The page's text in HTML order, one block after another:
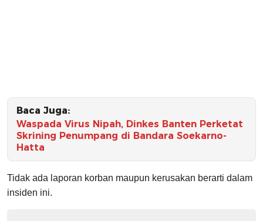
Baca Juga:
Waspada Virus Nipah, Dinkes Banten Perketat
Skrining Penumpang di Bandara Soekarno-
Hatta
Tidak ada laporan korban maupun kerusakan berarti dalam
insiden ini.